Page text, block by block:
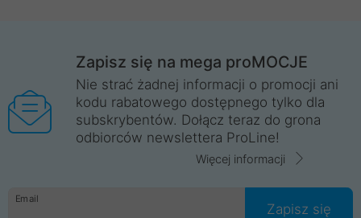
Zapisz się na mega proMOCJE
Nie strać żadnej informacji o promocji ani
kodu rabatowego dostępnego tylko dla
subskrybentów. Dołącz teraz do grona
odbiorców newslettera ProLine!
Więcej informacji
Email
Zapisz się